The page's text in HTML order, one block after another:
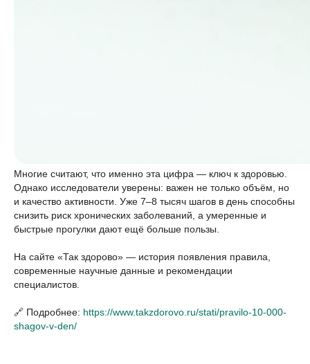
Многие считают, что именно эта цифра — ключ к здоровью.
Однако исследователи уверены: важен не только объём, но
и качество активности. Уже 7–8 тысяч шагов в день способны
снизить риск хронических заболеваний, а умеренные и
быстрые прогулки дают ещё больше пользы.
На сайте «Так здорово» — история появления правила,
современные научные данные и рекомендации
специалистов.
🔗 Подробнее: https://www.takzdorovo.ru/stati/pravilo-10-000-
shagov-v-den/